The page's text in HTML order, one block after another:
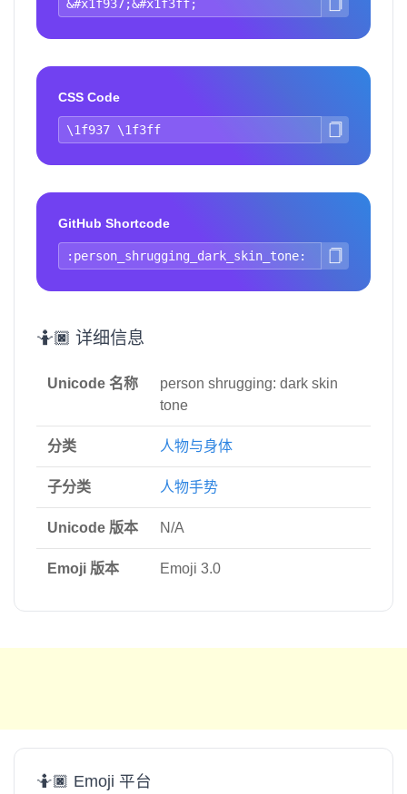
CSS Code
GitHub Shortcode
🤷🏿 详细信息
Unicode 名称
person shrugging: dark skin
tone
分类 人物与身体
子分类 人物手势
Unicode 版本 N/A
Emoji 版本 Emoji 3.0
🤷🏿 Emoji 平台